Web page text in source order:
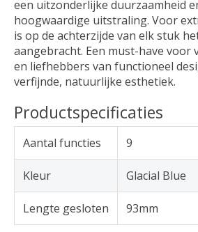
een uitzonderlijke duurzaamheid
hoogwaardige uitstraling. Voor
is op de achterzijde van elk stuk
aangebracht. Een must-have voor
en liefhebbers van functioneel
verfijnde, natuurlijke esthetiek.
Productspecificaties
Aantal functies 9
Kleur Glacial Blue
Lengte gesloten 93mm